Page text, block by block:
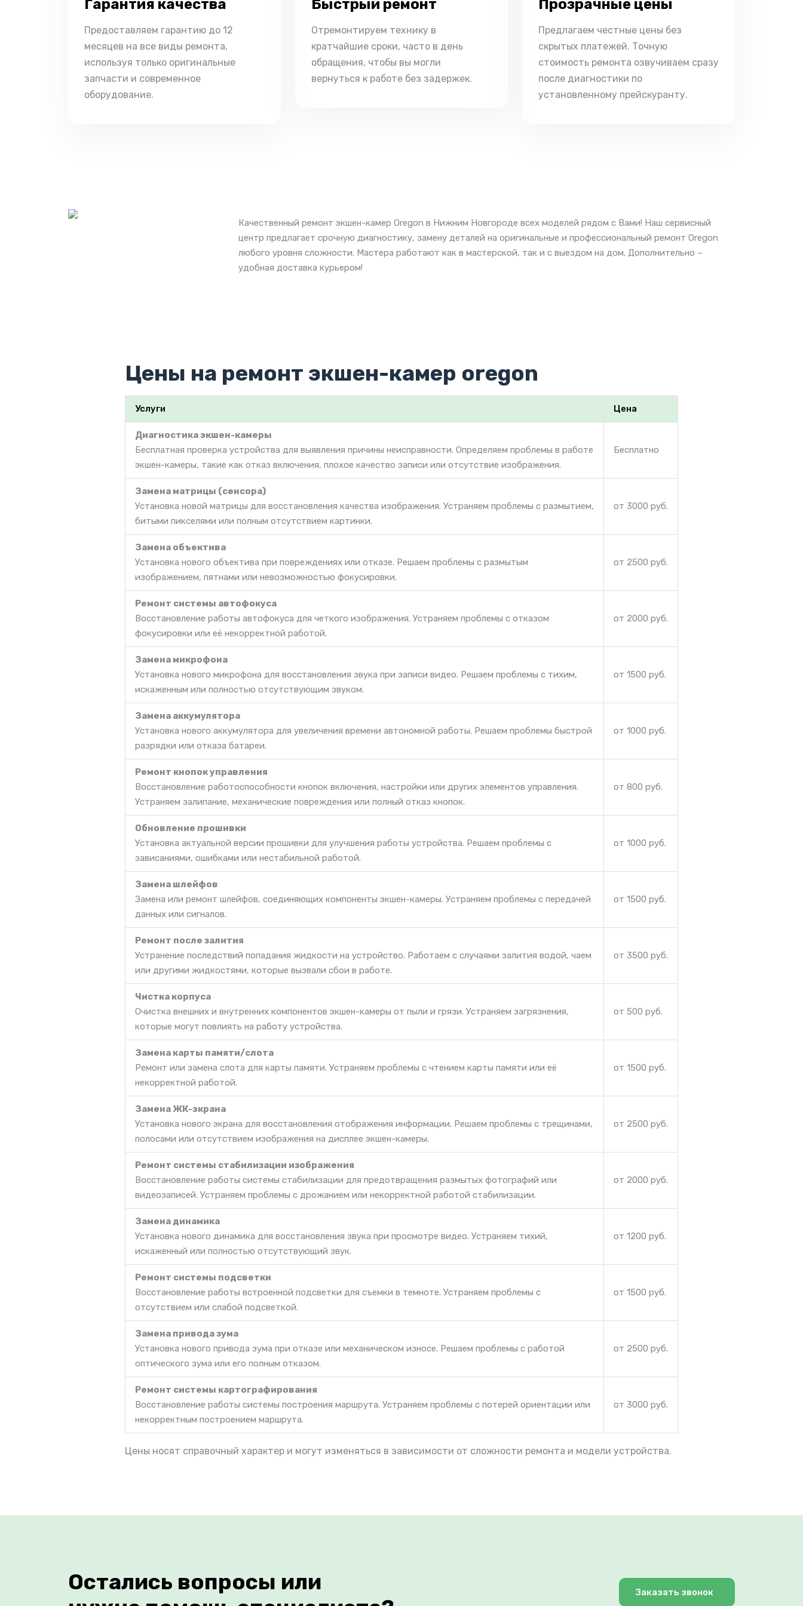
Гарантия качества
Предоставляем гарантию до 12
месяцев на все виды ремонта,
используя только оригинальные
запчасти и современное
оборудование.
Быстрый ремонт
Отремонтируем технику в
кратчайшие сроки, часто в день
обращения, чтобы вы могли
вернуться к работе без задержек.
Прозрачные цены
Предлагаем честные цены без
скрытых платежей. Точную
стоимость ремонта озвучиваем сразу
после диагностики по
установленному прейскуранту.
Качественный ремонт экшен-камер Oregon в Нижним Новгороде всех моделей рядом с Вами! Наш сервисный
центр предлагает срочную диагностику, замену деталей на оригинальные и профессиональный ремонт Oregon
любого уровня сложности. Мастера работают как в мастерской, так и с выездом на дом. Дополнительно –
удобная доставка курьером!
Цены на ремонт экшен-камер oregon
Услуги Цена
Диагностика экшен-камеры
Бесплатная проверка устройства для выявления причины неисправности. Определяем проблемы в работе
экшен-камеры, такие как отказ включения, плохое качество записи или отсутствие изображения.
Бесплатно
Замена матрицы (сенсора)
Установка новой матрицы для восстановления качества изображения. Устраняем проблемы с размытием,
битыми пикселями или полным отсутствием картинки.
от 3000 руб.
Замена объектива
Установка нового объектива при повреждениях или отказе. Решаем проблемы с размытым
изображением, пятнами или невозможностью фокусировки.
от 2500 руб.
Ремонт системы автофокуса
Восстановление работы автофокуса для четкого изображения. Устраняем проблемы с отказом
фокусировки или её некорректной работой.
от 2000 руб.
Замена микрофона
Установка нового микрофона для восстановления звука при записи видео. Решаем проблемы с тихим,
искаженным или полностью отсутствующим звуком.
от 1500 руб.
Замена аккумулятора
Установка нового аккумулятора для увеличения времени автономной работы. Решаем проблемы быстрой
разрядки или отказа батареи.
от 1000 руб.
Ремонт кнопок управления
Восстановление работоспособности кнопок включения, настройки или других элементов управления.
Устраняем залипание, механические повреждения или полный отказ кнопок.
от 800 руб.
Обновление прошивки
Установка актуальной версии прошивки для улучшения работы устройства. Решаем проблемы с
зависаниями, ошибками или нестабильной работой.
от 1000 руб.
Замена шлейфов
Замена или ремонт шлейфов, соединяющих компоненты экшен-камеры. Устраняем проблемы с передачей
данных или сигналов.
от 1500 руб.
Ремонт после залития
Устранение последствий попадания жидкости на устройство. Работаем с случаями залития водой, чаем
или другими жидкостями, которые вызвали сбои в работе.
от 3500 руб.
Чистка корпуса
Очистка внешних и внутренних компонентов экшен-камеры от пыли и грязи. Устраняем загрязнения,
которые могут повлиять на работу устройства.
от 500 руб.
Замена карты памяти/слота
Ремонт или замена слота для карты памяти. Устраняем проблемы с чтением карты памяти или её
некорректной работой.
от 1500 руб.
Замена ЖК-экрана
Установка нового экрана для восстановления отображения информации. Решаем проблемы с трещинами,
полосами или отсутствием изображения на дисплее экшен-камеры.
от 2500 руб.
Ремонт системы стабилизации изображения
Восстановление работы системы стабилизации для предотвращения размытых фотографий или
видеозаписей. Устраняем проблемы с дрожанием или некорректной работой стабилизации.
от 2000 руб.
Замена динамика
Установка нового динамика для восстановления звука при просмотре видео. Устраняем тихий,
искаженный или полностью отсутствующий звук.
от 1200 руб.
Ремонт системы подсветки
Восстановление работы встроенной подсветки для съемки в темноте. Устраняем проблемы с
отсутствием или слабой подсветкой.
от 1500 руб.
Замена привода зума
Установка нового привода зума при отказе или механическом износе. Решаем проблемы с работой
оптического зума или его полным отказом.
от 2500 руб.
Ремонт системы картографирования
Восстановление работы системы построения маршрута. Устраняем проблемы с потерей ориентации или
некорректным построением маршрута.
от 3000 руб.
Цены носят справочный характер и могут изменяться в зависимости от сложности ремонта и модели устройства.
Остались вопросы или
Заказать звонок